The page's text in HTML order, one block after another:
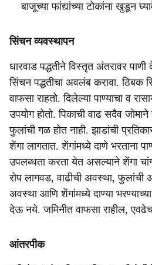
बाजूच्या फांद्यांच्या टोकांना खुडून
सिंचन व्यवस्थापन
धारवाड पद्धतीने विस्तृत अंतरावर
सिंचन पद्धतीचा अवलंब करावा. ठिबक
वाफसा राहतो. दिलेल्या पाण्याचा व
उपयोग होतो. पिकाची वाढ सदैव
फुलांची गळ होत नाही. झाडांची
शेंगा लागतात. शेंगांमध्ये दाणे भरताना
उपलब्धता करता येत असल्याने शेंगा
रोप लागवड, वाढीची अवस्था, फुलांची
अवस्था आणि शेंगांमध्ये दाण्या
देऊ नये. जमिनीत वाफसा राहील, एवढेच
आंतरपीक